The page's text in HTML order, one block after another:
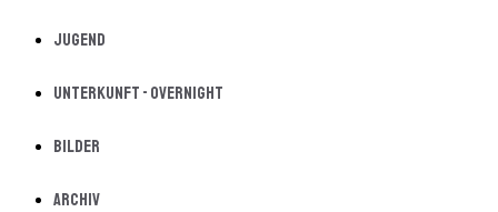
Jugend
Unterkunft - Overnight
Bilder
Archiv